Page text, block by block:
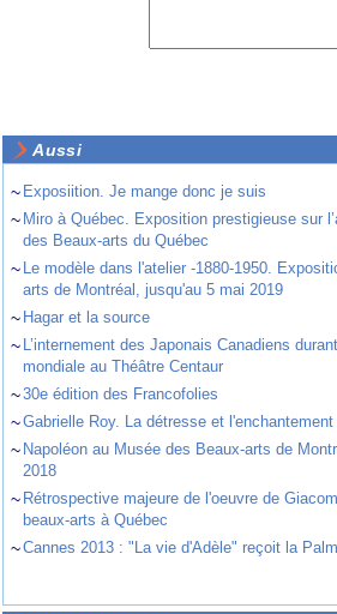
Aussi
~ Exposiition. Je mange donc je suis
~ Miro à Québec. Exposition prestigieuse sur
des Beaux-arts du Québec
~ Le modèle dans l'atelier -1880-1950.
arts de Montréal, jusqu'au 5 mai 2019
~ Hagar et la source
~ L’internement des Japonais Canadiens
mondiale au Théâtre Centaur
~30e édition des Francofolies
~Gabrielle Roy. La détresse et l'enchantement
~ Napoléon au Musée des Beaux-arts de
2018
~ Rétrospective majeure de l'oeuvre de
beaux-arts à Québec
~Cannes 2013 : "La vie d'Adèle" reçoit la